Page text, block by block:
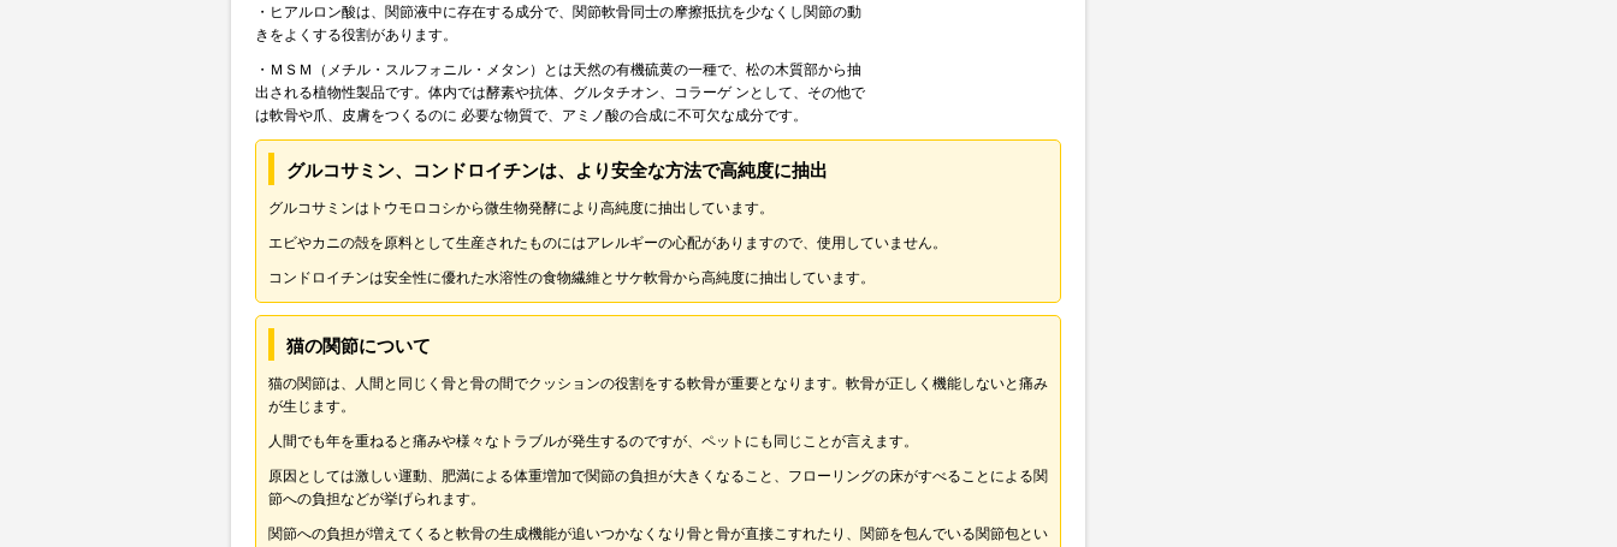
・ヒアルロン酸は、関節液中に存在する成分で、関節軟骨同士の摩擦抵抗を少なくし関節の動
きをよくする役割があります。
・ＭＳＭ（メチル・スルフォニル・メタン）とは天然の有機硫黄の一種で、松の木質部から抽
出される植物性製品です。体内では酵素や抗体、グルタチオン、コラーゲ ンとして、その他で
は軟骨や爪、皮膚をつくるのに 必要な物質で、アミノ酸の合成に不可欠な成分です。
グルコサミン、コンドロイチンは、より安全な方法で高純度に抽出
グルコサミンはトウモロコシから微生物発酵により高純度に抽出しています。
エビやカニの殻を原料として生産されたものにはアレルギーの心配がありますので、使用していません。
コンドロイチンは安全性に優れた水溶性の食物繊維とサケ軟骨から高純度に抽出しています。
猫の関節について
猫の関節は、人間と同じく骨と骨の間でクッションの役割をする軟骨が重要となります。軟骨が正しく機能しないと痛み
が生じます。
人間でも年を重ねると痛みや様々なトラブルが発生するのですが、ペットにも同じことが言えます。
原因としては激しい運動、肥満による体重増加で関節の負担が大きくなること、フローリングの床がすべることによる関
節への負担などが挙げられます。
関節への負担が増えてくると軟骨の生成機能が追いつかなくなり骨と骨が直接こすれたり、関節を包んでいる関節包とい